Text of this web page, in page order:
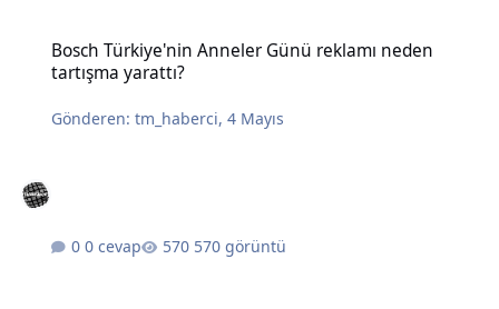
Bosch Türkiye'nin Anneler Günü reklamı neden
tartışma yarattı?
Gönderen:tm_haberci,4 Mayıs
0 cevap 570 görüntü